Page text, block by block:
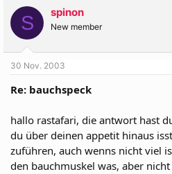
S spinon
New member
30 Nov. 2003
Re: bauchspeck
hallo rastafari, die antwort hast
du über deinen appetit hinaus
zuführen, auch wenns nicht viel
den bauchmuskel was, aber